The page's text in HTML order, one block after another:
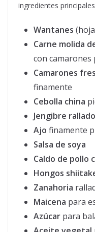
ingredientes
Wantanes
Carne molida
con camarones
Camarones
finamente
Cebolla china
Jengibre rallado
Ajo finamente
Salsa de soya
Caldo de pollo
Hongos
Zanahoria
Maicena para
Azúcar para